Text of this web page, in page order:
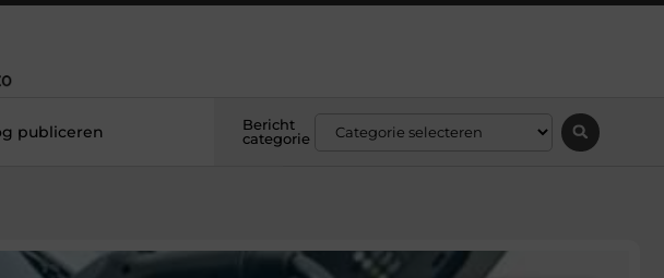
publiceren
Bericht
categorie